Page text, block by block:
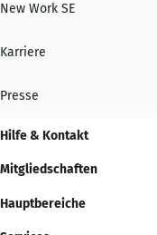
New Work SE
Karriere
Presse
Hilfe & Kontakt
Mitgliedschaften
Hauptbereiche